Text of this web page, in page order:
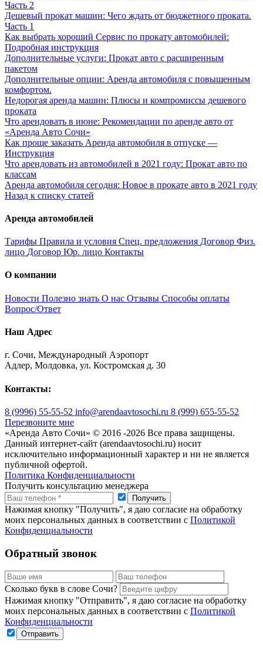
Часть 2
Дешевый прокат машин: Чего ждать от бюджетного проката.
Часть 1
Как выбрать хороший Сервис по прокату автомобилей:
Подробная инструкция
Дополнительные услуги: Прокат авто с расширенным
пакетом
Дополнительные опции: Аренда автомобиля с повышенным
комфортом.
Недорогая аренда машин: Плюсы и компромиссы дешевого
проката
Что арендовать в июне: Рекомендации по аренде авто от
«Аренда Авто Сочи»
Как проще заказать Аренда автомобиля в отпуске —
Инструкция
Что арендовать из автомобилей в 2021 году: Прокат авто по
классам
Аренда автомобиля сегодня: Новое в прокате авто в 2021 году
Назад к списку статей
Аренда автомобилей
Тарифы Правила и условия Спец. предложения Договор Физ.
лицо Договор Юр. лицо Контакты
О компании
Новости Полезно знать О нас Отзывы Способы оплаты
Вопрос/Ответ
Наш Адрес
г. Сочи, Международный Аэропорт
Адлер, Молдовка, ул. Костромская д. 30
Контакты:
8 (9996) 55-55-52 info@arendaavtosochi.ru 8 (999) 655-55-52
Перезвоните мне
«Аренда Авто Сочи» © 2016 -2026 Все права защищены.
Данный интернет-сайт (arendaavtosochi.ru) носит
исключительно информационный характер и ни не является
публичной офертой.
Политика Конфиденциальности
Получить консультацию менеджера
Нажимая кнопку "Получить", я даю согласие на обработку
моих персональных данных в соответствии с Политикой
Конфиденциальности
Обратный звонок
Сколько букв в слове Сочи?
Нажимая кнопку "Отправить", я даю согласие на обработку
моих персональных данных в соответствии с Политикой
Конфиденциальности